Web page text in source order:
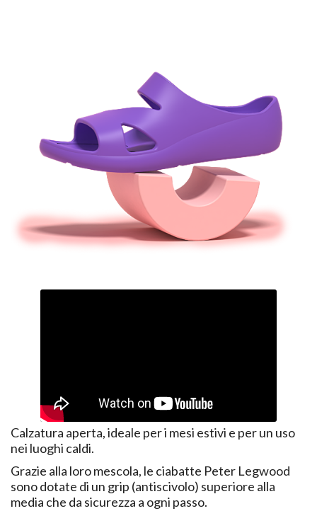
Calzatura aperta, ideale per i mesi estivi e per un uso
nei luoghi caldi.
Grazie alla loro mescola, le ciabatte Peter Legwood
sono dotate di un grip (antiscivolo) superiore alla
media che da sicurezza a ogni passo.